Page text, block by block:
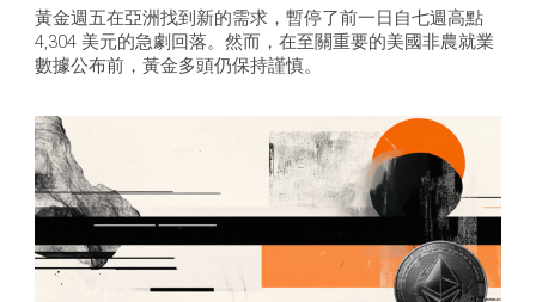
黃金週五在亞洲找到新的需求，暫停了前一日自七週高點
4,304 美元的急劇回落。然而，在至關重要的美國非農就業
數據公布前，黃金多頭仍保持謹慎。